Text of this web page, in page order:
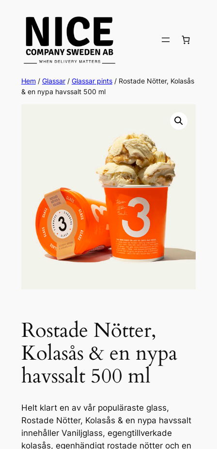
innehåll
Hem/ Glassar/ Glassar pints/ Rostade Nötter, Kolasås
& en nypa havssalt 500 ml
Rostade Nötter,
Kolasås & en nypa
havssalt 500 ml
Helt klart en av vår populäraste glass,
Rostade Nötter, Kolasås & en nypa havssalt
innehåller Vaniljglass, egengtillverkade
kolasås, egenhändigt rostade nötter och en